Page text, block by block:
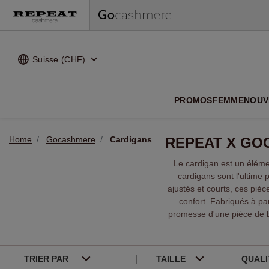
Suisse (CHF)
PROMOSFEMME
Home Gocashmere Cardigans REPEAT X
Le cardigan est un
cardigans sont l'ultime
ajustés et courts, ces
confort. Fabriqués à
promesse d'une pièce de
TRIER PAR TAILLE